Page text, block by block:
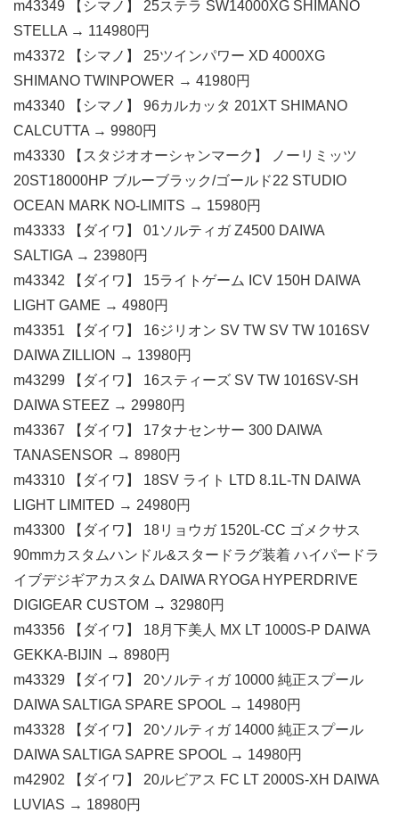
m43349 【シマノ】 25ステラ SW14000XG SHIMANO
STELLA → 114980円
m43372 【シマノ】 25ツインパワー XD 4000XG
SHIMANO TWINPOWER → 41980円
m43340 【シマノ】 96カルカッタ 201XT SHIMANO
CALCUTTA → 9980円
m43330 【スタジオオーシャンマーク】 ノーリミッツ
20ST18000HP ブルーブラック/ゴールド22 STUDIO
OCEAN MARK NO-LIMITS → 15980円
m43333 【ダイワ】 01ソルティガ Z4500 DAIWA
SALTIGA → 23980円
m43342 【ダイワ】 15ライトゲーム ICV 150H DAIWA
LIGHT GAME → 4980円
m43351 【ダイワ】 16ジリオン SV TW SV TW 1016SV
DAIWA ZILLION → 13980円
m43299 【ダイワ】 16スティーズ SV TW 1016SV-SH
DAIWA STEEZ → 29980円
m43367 【ダイワ】 17タナセンサー 300 DAIWA
TANASENSOR → 8980円
m43310 【ダイワ】 18SV ライト LTD 8.1L-TN DAIWA
LIGHT LIMITED → 24980円
m43300 【ダイワ】 18リョウガ 1520L-CC ゴメクサス
90mmカスタムハンドル&スタードラグ装着 ハイパードラ
イブデジギアカスタム DAIWA RYOGA HYPERDRIVE
DIGIGEAR CUSTOM → 32980円
m43356 【ダイワ】 18月下美人 MX LT 1000S-P DAIWA
GEKKA-BIJIN → 8980円
m43329 【ダイワ】 20ソルティガ 10000 純正スプール
DAIWA SALTIGA SPARE SPOOL → 14980円
m43328 【ダイワ】 20ソルティガ 14000 純正スプール
DAIWA SALTIGA SAPRE SPOOL → 14980円
m42902 【ダイワ】 20ルビアス FC LT 2000S-XH DAIWA
LUVIAS → 18980円